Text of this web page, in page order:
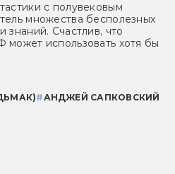
с полувековым
множества бесполезных
знаний. Счастлив, что
может использовать хотя бы
#АНДЖЕЙ САПКОВСКИЙ